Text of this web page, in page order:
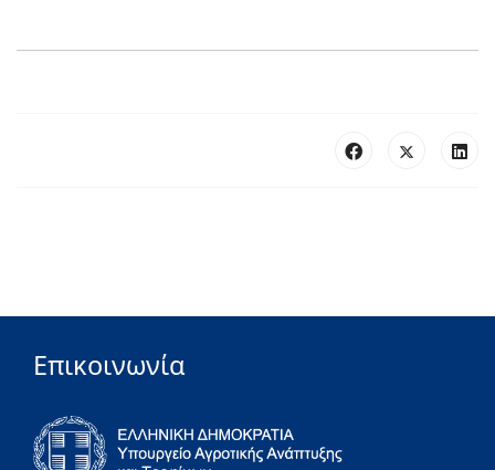
Επικοινωνία